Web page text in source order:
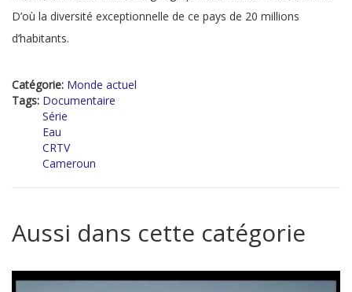
D’où la diversité exceptionnelle de ce pays de 20 millions
d’habitants.
Catégorie: Monde actuel
Tags: Documentaire
Série
Eau
CRTV
Cameroun
Aussi dans cette catégorie